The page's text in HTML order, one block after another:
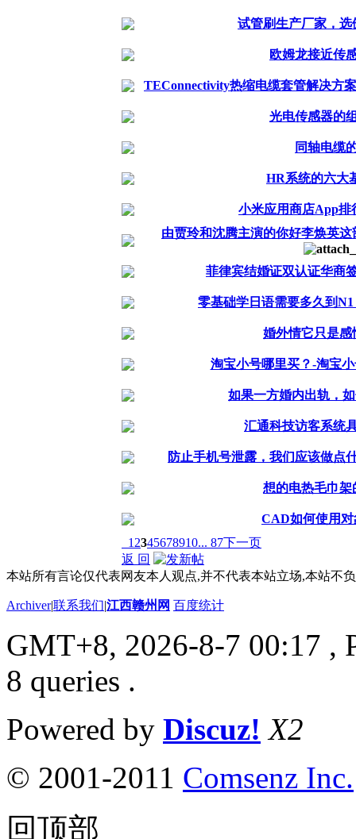
试管刷生产厂家，
欧姆龙接近传
TEConnectivity热缩电缆套管解决方
光电传感器的
同轴电缆
HR系统的六大
小米应用商店App排
由贾玲和沈腾主演的你好李焕英
菲律宾结婚证双认证华商
零基础学日语需要多久到
婚外情它只是感
淘宝小号哪里买？-淘宝
如果一方婚内出轨，
汇通科技访客系统
防止手机号泄露，我们应该做点
想的电热毛巾架
CAD如何使用
1 2345678910... 87下一页
返 回
本站所有言论仅代表网友本人观点,并不代表本站立场,本站不
Archiver|联系我们|江西赣州网 百度统计
GMT+8, 2026-8-7 00:17 ,
8 queries .
Powered by Discuz! X2
© 2001-2011 Comsenz Inc.
回顶部